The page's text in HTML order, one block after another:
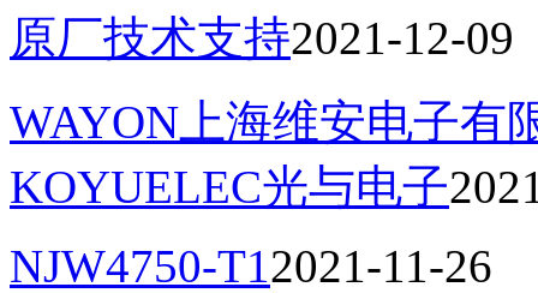
原厂技术支持2021-12-09
WAYON上海维安电子有
KOYUELEC光与电子
NJW4750-T12021-11-26